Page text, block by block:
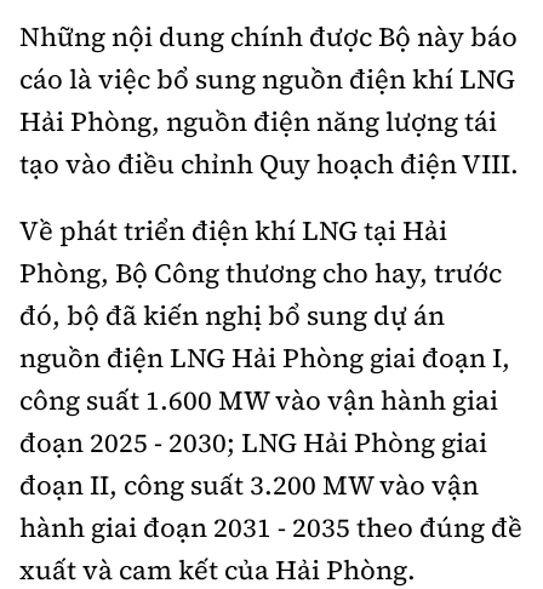
Hàng hải
Đường sắt đô thị
Thi viết về GTVT
Chung tay vì ATGT
Gương sáng giao thông
Lao động - Công đoàn
Điện ảnh
Âm nhạc
Bóng đá
Bình luận
Hậu trường sao
Công nghệ
Công nghệ mới
Sản phẩm mới
Tư vấn
Thế giới
Thời sự Quốc tế
Hồ sơ tài liệu
Thế giới giao thông
Thế giới xây dựng
Đi ++
Du lịch
Khám phá
Lối sống
Ẩm thực
Video
Thời sự
Khám phá
Camera giao thông
Câu chuyện giao thông
Giải trí - Thể thao
Cơ quan chủ quản: Bộ Xây dựng
Giấy phép số: 03/GP-BVHTTDL, cấp ngày 1/4/2025.
Tòa soạn: Số 2 Nguyễn Công Hoan, phường Giảng Võ,
Những nội dung chính được Bộ này báo
cáo là việc bổ sung nguồn điện khí LNG
Hải Phòng, nguồn điện năng lượng tái
tạo vào điều chỉnh Quy hoạch điện VIII.
Về phát triển điện khí LNG tại Hải
Phòng, Bộ Công thương cho hay, trước
đó, bộ đã kiến nghị bổ sung dự án
nguồn điện LNG Hải Phòng giai đoạn I,
công suất 1.600 MW vào vận hành giai
đoạn 2025 - 2030; LNG Hải Phòng giai
đoạn II, công suất 3.200 MW vào vận
hành giai đoạn 2031 - 2035 theo đúng đề
xuất và cam kết của Hải Phòng.